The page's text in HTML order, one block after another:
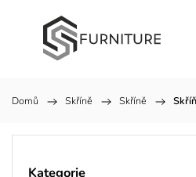
Domů / Skříně / Skříně /
Kategorie